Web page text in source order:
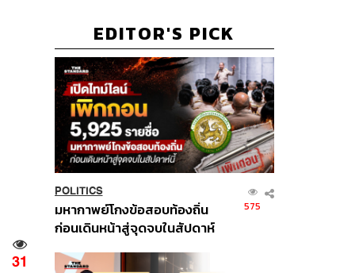
31
EDITOR'S PICK
POLITICS
มหากาพย์โกงข้อสอบท้องถิ่น
ก่อนเดินหน้าสู่จุดจบในสัปดาห์
575